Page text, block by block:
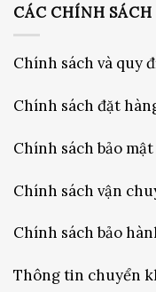
CÁC CHÍNH SÁCH
Chính sách và quy
Chính sách đặt
Chính sách bảo
Chính sách vận
Chính sách bảo
Thông tin chuyển